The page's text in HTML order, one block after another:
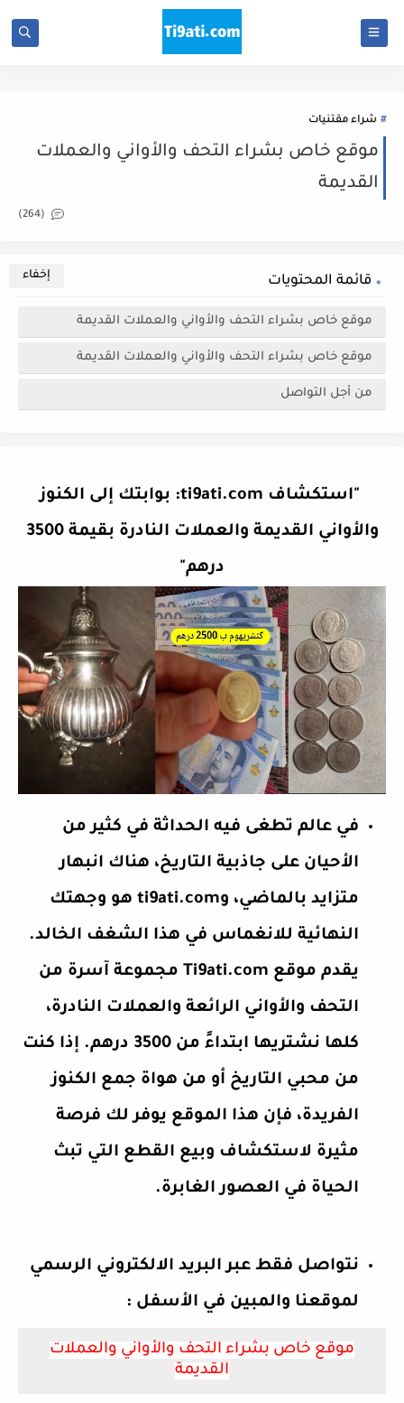
شراء مقتنيات
موقع خاص بشراء التحف والأواني والعملات
القديمة
(264)
قائمة المحتويات
موقع خاص بشراء التحف والأواني والعملات القديمة
موقع خاص بشراء التحف والأواني والعملات القديمة
من أجل التواصل
"استكشاف ti9ati.com: بوابتك إلى الكنوز
والأواني القديمة والعملات النادرة بقيمة 3500
درهم"
في عالم تطغى فيه الحداثة في كثير من
الأحيان على جاذبية التاريخ، هناك انبهار
متزايد بالماضي، وti9ati.com هو وجهتك
النهائية للانغماس في هذا الشغف الخالد.
يقدم موقع Ti9ati.com مجموعة آسرة من
التحف والأواني الرائعة والعملات النادرة،
كلها نشتريها ابتداءً من 3500 درهم. إذا كنت
من محبي التاريخ أو من هواة جمع الكنوز
الفريدة، فإن هذا الموقع يوفر لك فرصة
مثيرة لاستكشاف وبيع القطع التي تبث
الحياة في العصور الغابرة.
نتواصل فقط عبر البريد الالكتروني الرسمي
لموقعنا والمبين في الأسفل :
موقع خاص بشراء التحف والأواني والعملات
القديمة